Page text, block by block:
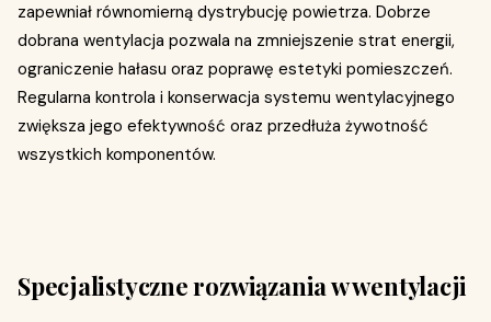
zapewniał równomierną dystrybucję powietrza. Dobrze
dobrana wentylacja pozwala na zmniejszenie strat energii,
ograniczenie hałasu oraz poprawę estetyki pomieszczeń.
Regularna kontrola i konserwacja systemu wentylacyjnego
zwiększa jego efektywność oraz przedłuża żywotność
wszystkich komponentów.
Specjalistyczne rozwiązania w wentylacji